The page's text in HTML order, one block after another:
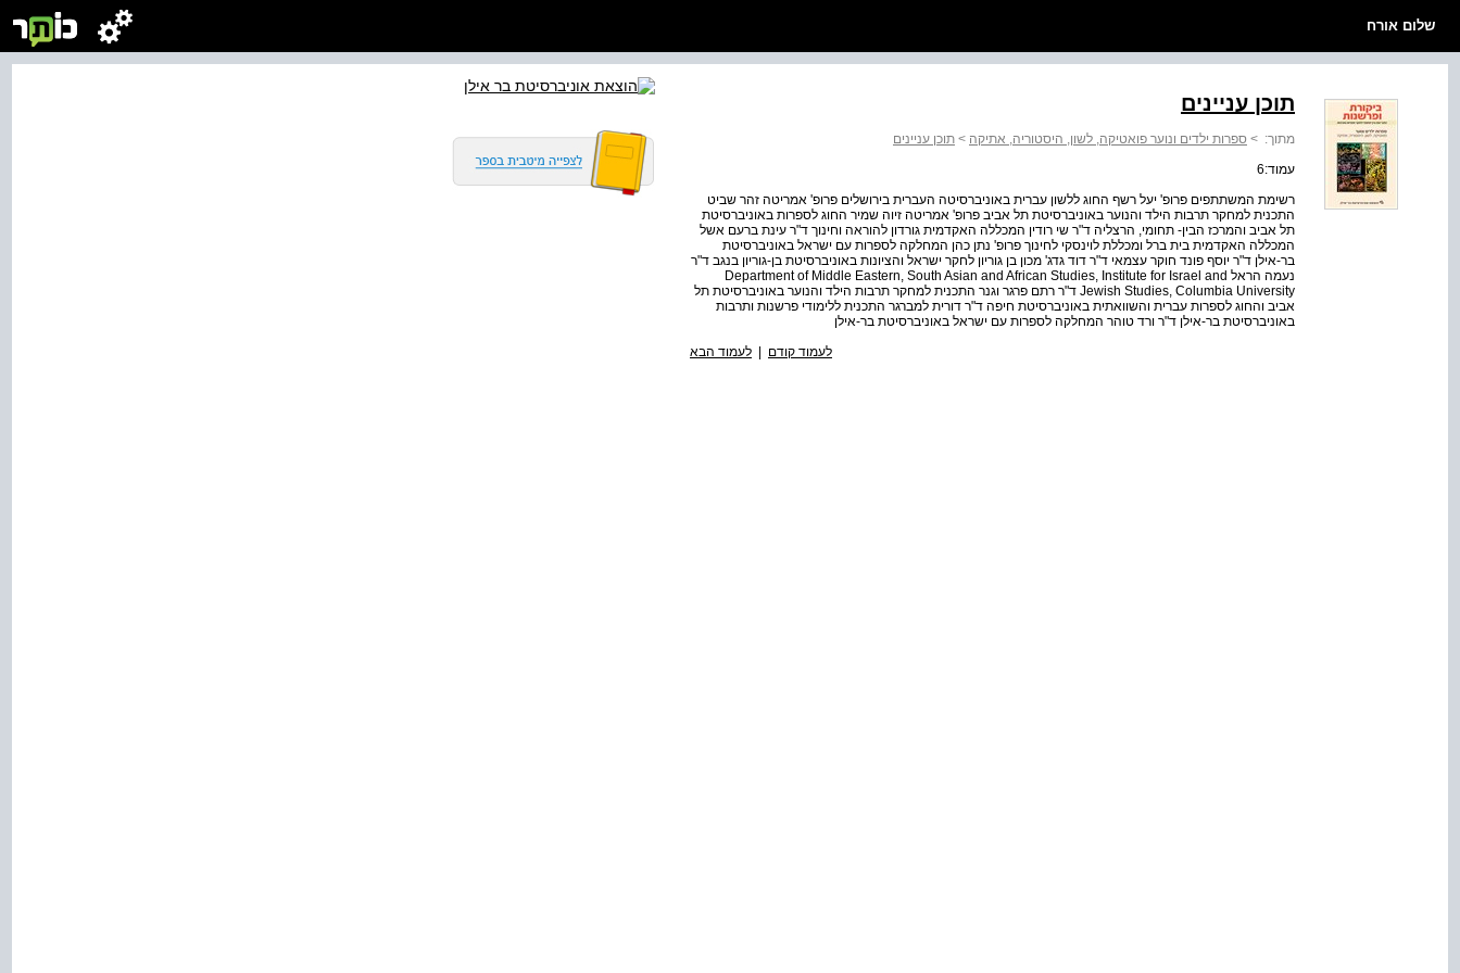
שלום אורח
תוכן עניינים
מתוך: > ספרות ילדים ונוער פואטיקה, לשון, היסטוריה, אתיקה > תוכן עניינים
עמוד:6
רשימת המשתתפים פרופ' יעל רשף החוג ללשון עברית באוניברסיטה העברית בירושלים פרופ' אמריטה זהר שביט
התכנית למחקר תרבות הילד והנוער באוניברסיטת תל אביב פרופ' אמריטה זיוה שמיר החוג לספרות באוניברסיטת
תל אביב והמרכז הבין- תחומי, הרצליה ד"ר שי רודין המכללה האקדמית גורדון להוראה וחינוך ד"ר עינת ברעם אשל
המכללה האקדמית בית ברל ומכללת לוינסקי לחינוך פרופ' נתן כהן המחלקה לספרות עם ישראל באוניברסיטת
בר-אילן ד"ר יוסף פונד חוקר עצמאי ד"ר דוד גדג' מכון בן גוריון לחקר ישראל והציונות באוניברסיטת בן-גוריון בנגב ד"ר
נעמה הראל Department of Middle Eastern, South Asian and African Studies, Institute for Israel and
Jewish Studies, Columbia University ד"ר רתם פרגר וגנר התכנית למחקר תרבות הילד והנוער באוניברסיטת תל
אביב והחוג לספרות עברית והשוואתית באוניברסיטת חיפה ד"ר דורית למברגר התכנית ללימודי פרשנות ותרבות
באוניברסיטת בר-אילן ד"ר ורד טוהר המחלקה לספרות עם ישראל באוניברסיטת בר-אילן
לעמוד קודם | לעמוד הבא